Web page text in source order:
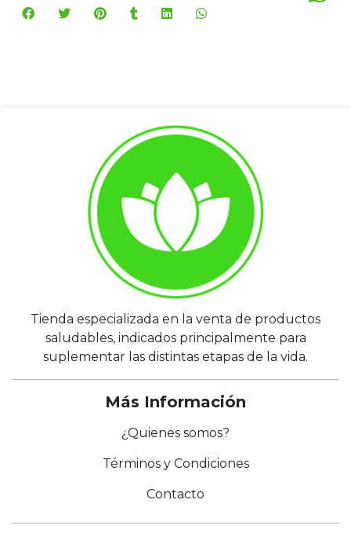
Tienda especializada en la venta de productos
saludables, indicados principalmente para
suplementar las distintas etapas de la vida.
Más Información
¿Quienes somos?
Términos y Condiciones
Contacto